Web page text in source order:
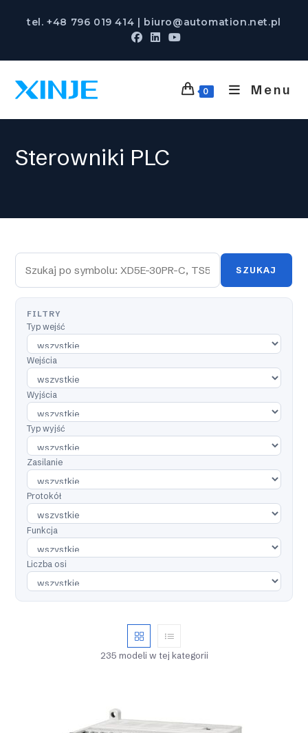
tel. +48 796 019 414 | biuro@automation.net.pl
0 Menu
Sterowniki PLC
SZUKAJ
FILTRY
Typ wejść
Wejścia
Wyjścia
Typ wyjść
Zasilanie
Protokół
Funkcja
Liczba osi
235 modeli w tej kategorii